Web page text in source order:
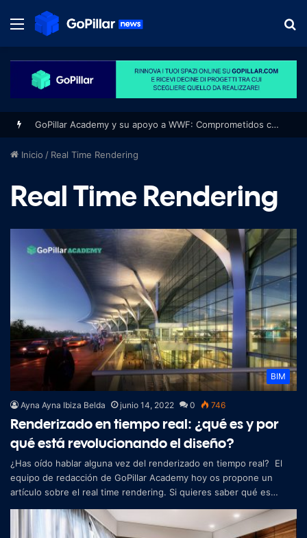
Menú
GoPillar Academy y su apoyo a WWF: Comprometidos con un futuro sostenible y la protección del medio ambiente
Inicio / Real Time Rendering
Real Time Rendering
BIM
Ayna Ayna Ibiza Belda junio 14, 2022 0 746
Renderizado en tiempo real: ¿qué es y por
qué está revolucionando el diseño?
¿Has oído hablar alguna vez del renderizado en tiempo real? El
equipo de redacción de GoPillar Academy hoy os propone un
artículo sobre el real time rendering. Si quieres saber qué es